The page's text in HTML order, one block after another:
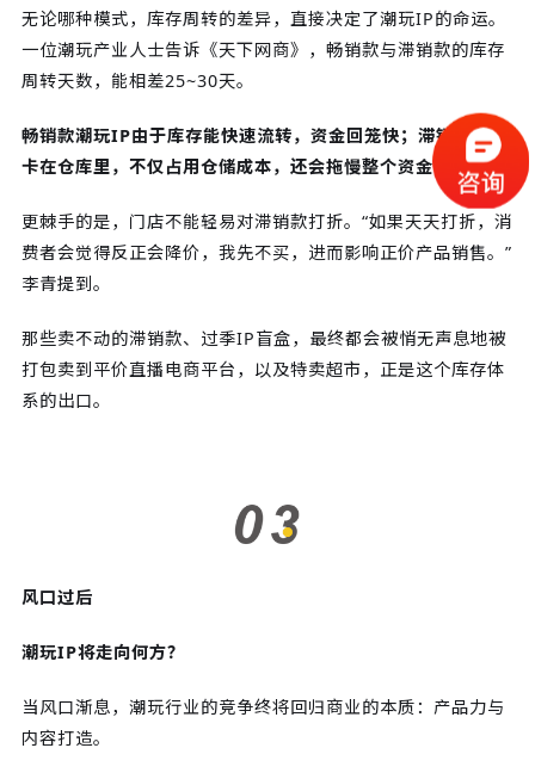
无论哪种模式，库存周转的差异，直接决定了潮玩IP的命运。
一位潮玩产业人士告诉《天下网商》，畅销款与滞销款的库存
周转天数，能相差25~30天。
畅销款潮玩IP由于库存能快速流转，资金回笼快；滞销款则会
卡在仓库里，不仅占用仓储成本，还会拖慢整个资金链。
更棘手的是，门店不能轻易对滞销款打折。“如果天天打折，消
费者会觉得反正会降价，我先不买，进而影响正价产品销售。”
李青提到。
那些卖不动的滞销款、过季IP盲盒，最终都会被悄无声息地被
打包卖到平价直播电商平台，以及特卖超市，正是这个库存体
系的出口。
风口过后
潮玩IP将走向何方？
当风口渐息，潮玩行业的竞争终将回归商业的本质：产品力与
内容打造。